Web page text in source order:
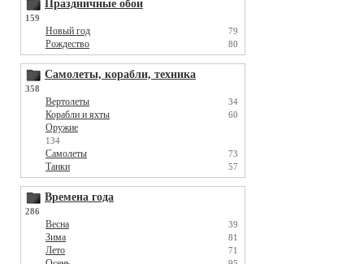
Праздничные обои
159
Новый год 79
Рождество 80
Самолеты, корабли, техника
358
Вертолеты 34
Корабли и яхты 60
Оружие
134
Самолеты 73
Танки 57
Времена года
286
Весна 39
Зима 81
Лето 71